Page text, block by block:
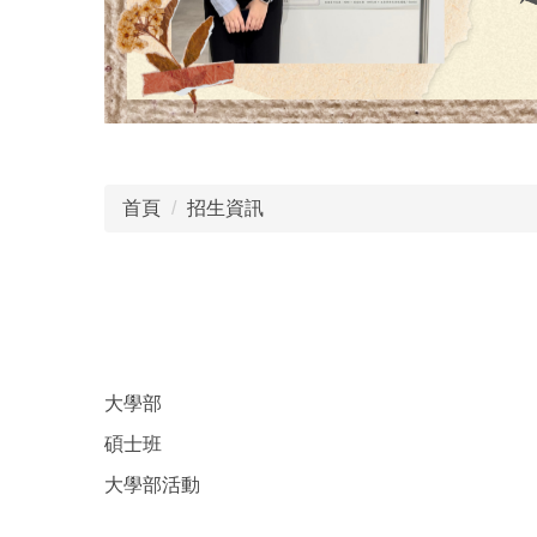
首頁 招生資訊
大學部
碩士班
大學部活動